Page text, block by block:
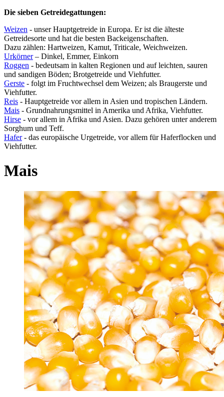
Die sieben Getreidegattungen:
Weizen - unser Hauptgetreide in Europa. Er ist die älteste
Getreidesorte und hat die besten Backeigenschaften.
Dazu zählen: Hartweizen, Kamut, Triticale, Weichweizen.
Urkörner– Dinkel, Emmer, Einkorn
Roggen - bedeutsam in kalten Regionen und auf leichten, sauren
und sandigen Böden; Brotgetreide und Viehfutter.
Gerste - folgt im Fruchtwechsel dem Weizen; als Braugerste und
Viehfutter.
Reis - Hauptgetreide vor allem in Asien und tropischen Ländern.
Mais - Grundnahrungsmittel in Amerika und Afrika, Viehfutter.
Hirse - vor allem in Afrika und Asien. Dazu gehören unter anderem
Sorghum und Teff.
Hafer- das europäische Urgetreide, vor allem für Haferflocken und
Viehfutter.
Mais